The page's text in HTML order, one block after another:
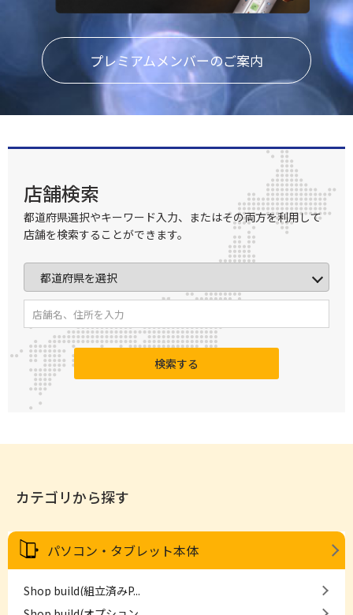
プレミアムメンバーのご案内
店舗検索
都道府県選択やキーワード入力、またはその両方を利用して
店舗を検索することができます。
検索する
カテゴリから探す
パソコン・タブレット本体
Shop build(組立済みP...